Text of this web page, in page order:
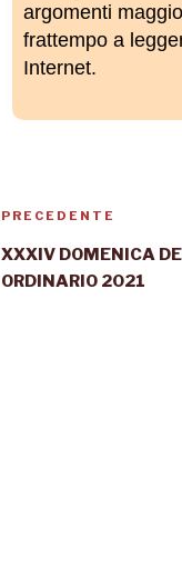
argomenti
frattempo a
Internet.
PRECEDENTE
XXXIV DOMENICA
ORDINARIO 2021